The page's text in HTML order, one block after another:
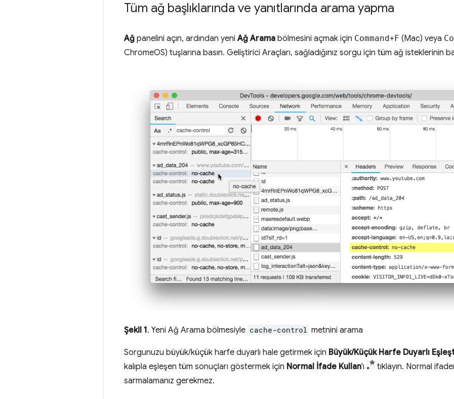
Tüm ağ başlıklarında ve yanıtlarında arama yapma
Ağ panelini açın, ardından yeniAğ Arama bölmesini açmak için Command+F (Mac) veya
ChromeOS) tuşlarına basın. Geliştirici Araçları, sağladığınız sorgu için tüm ağ isteklerinin
Şekil 1. Yeni Ağ Arama bölmesiyle cache-control metnini arama
Sorgunuzu büyük/küçük harfe duyarlı hale getirmek için Büyük/Küçük Harfe Duyarlı
kalıpla eşleşen tüm sonuçları göstermek için Normal İfade Kullan'ı
tıklayın. Normal
sarmalamanız gerekmez.